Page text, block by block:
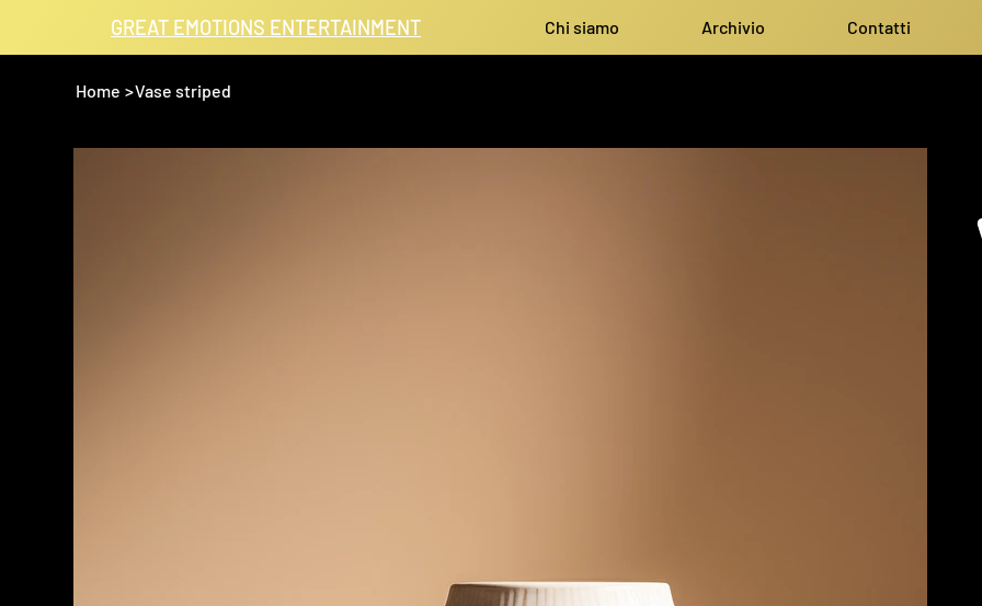
Chi siamo Archivio Contatti
GREAT EMOTIONS ENTERTAINMENT
Home >Vase striped